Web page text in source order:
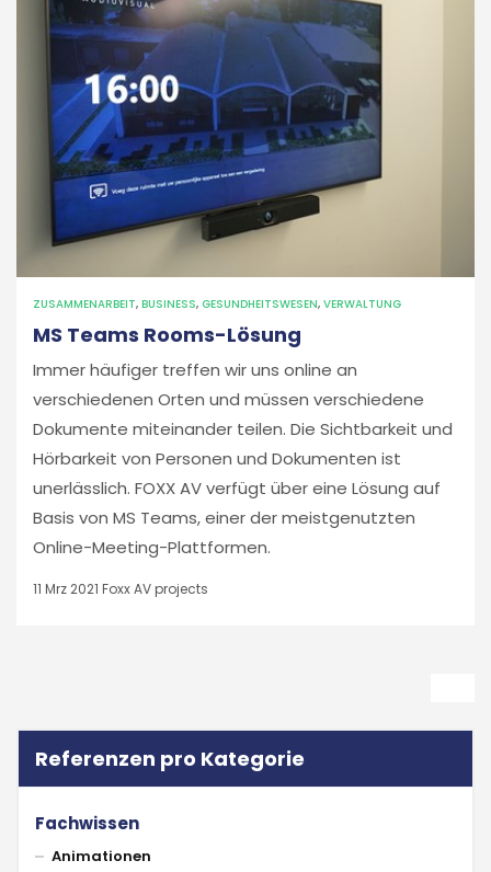
ZUSAMMENARBEIT, BUSINESS, GESUNDHEITSWESEN, VERWALTUNG
MS Teams Rooms-Lösung
Immer häufiger treffen wir uns online an
verschiedenen Orten und müssen verschiedene
Dokumente miteinander teilen. Die Sichtbarkeit und
Hörbarkeit von Personen und Dokumenten ist
unerlässlich. FOXX AV verfügt über eine Lösung auf
Basis von MS Teams, einer der meistgenutzten
Online-Meeting-Plattformen.
11 Mrz 2021 Foxx AV projects
Referenzen pro Kategorie
Fachwissen
Animationen